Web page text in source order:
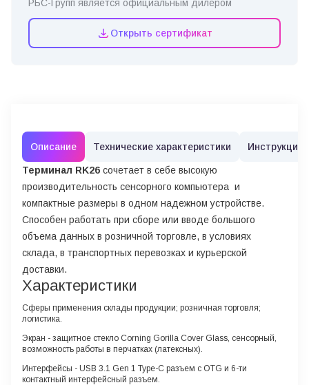
РБС-Групп является официальным дилером
Открыть сертификат
Описание Технические характеристики Инструкции
Терминал RK26 сочетает в себе высокую
производительность сенсорного компьютера и
компактные размеры в одном надежном устройстве.
Способен работать при сборе или вводе большого
объема данных в розничной торговле, в условиях
склада, в транспортных перевозках и курьерской
доставки.
Характеристики
Сферы применения склады продукции; розничная торговля;
логистика.
Экран - защитное стекло Corning Gorilla Cover Glass, сенсорный,
возможность работы в перчатках (латексных).
Интерфейсы - USB 3.1 Gen 1 Type-C разъем с OTG и 6-ти
контактный интерфейсный разъем.